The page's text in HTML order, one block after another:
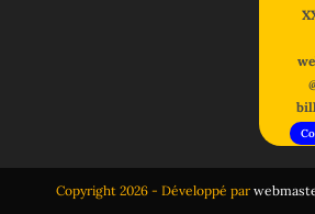
Copyright 2026 - Développé par